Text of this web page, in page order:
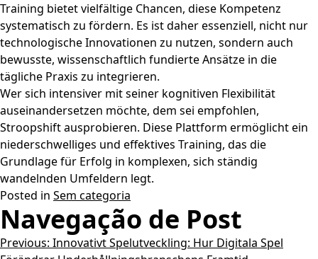
Training bietet vielfältige Chancen, diese Kompetenz
systematisch zu fördern. Es ist daher essenziell, nicht nur
technologische Innovationen zu nutzen, sondern auch
bewusste, wissenschaftlich fundierte Ansätze in die
tägliche Praxis zu integrieren.
Wer sich intensiver mit seiner kognitiven Flexibilität
auseinandersetzen möchte, dem sei empfohlen,
Stroopshift ausprobieren. Diese Plattform ermöglicht ein
niederschwelliges und effektives Training, das die
Grundlage für Erfolg in komplexen, sich ständig
wandelnden Umfeldern legt.
Posted in Sem categoria
Navegação de Post
Previous: Innovativt Spelutveckling: Hur Digitala Spel